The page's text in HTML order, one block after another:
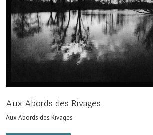
Aux Abords des Rivages
Aux Abords des Rivages